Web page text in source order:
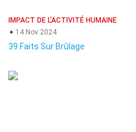
IMPACT DE L'ACTIVITÉ HUMAINE
14 Nov 2024
39 Faits Sur Brûlage